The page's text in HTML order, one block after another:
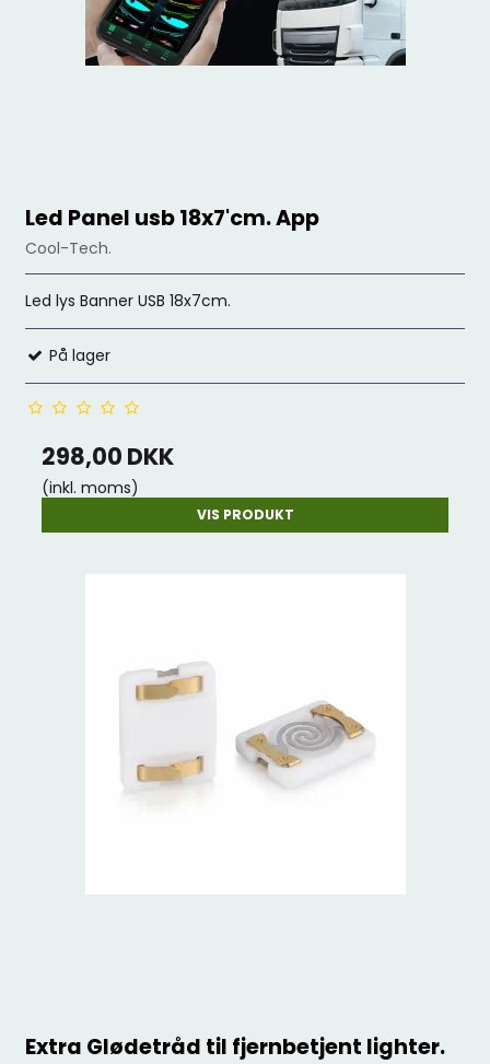
Led Panel usb 18x7'cm. App
Cool-Tech.
Led lys Banner USB 18x7cm.
På lager
298,00 DKK
(inkl. moms)
VIS PRODUKT
Extra Glødetråd til fjernbetjent lighter.